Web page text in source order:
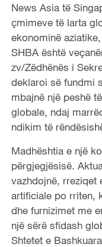
News Asia të
çmimeve të larta
ekonominë
SHBA është
zv/Zëdhënës i
deklaroi së fundmi
mbajnë një peshë
globale, ndaj
ndikim të
Madhështia e një
përgjegjësisë.
vazhdojnë, rreziqet
artificiale po rriten,
dhe furnizimet me
një sërë sfidash
Shtetet e